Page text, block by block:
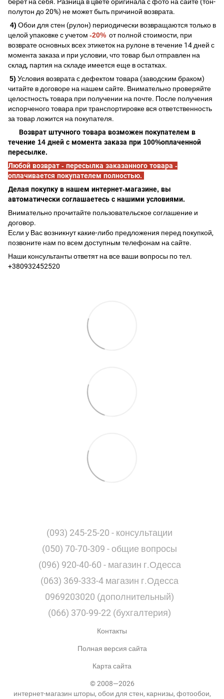
полутон до 20%) не может быть причиной возврата.
4) Обои для стен (рулон) периодически возвращаются только в
целой упаковке с учетом -20% от полной стоимости, при
возврате основных всех этикеток на рулоне в течение 14 дней с
момента заказа и при условии, что товар был отправлен на
склад, партия на складе имеется еще в остатках.
5) Условия возврата с дефектом товара (заводским браком)
читайте в договоре на нашем сайте. Внимательно проверяйте
целостность товара при получении на почте. После получения
испорченого товара при транспортировке вся ответственность
за товар ложится на покупателя.
Возврат штучного товара возможен покупателем в
течение 14 дней с момента заказа при 100%оплаченной
пересылке.
Любой возврат - пересылка заказанного товара -
оплачивается покупателем полностью.
Делая покупку в нашем интернет-магазине, вы
автоматически соглашаетесь с нашими условиями.
Внимательно прочитайте пользовательское соглашение и
договор.
Если у Вас возникнут какие-либо предложения перед покупкой,
позвоните нам по всем доступным телефонам на сайте.
Наши консультанты ответят на все ваши вопросы по тел.
+380932452520
(093) 245-25-20 - консультации
(050) 70-70-309 - общие вопросы
(096) 920-40-60 - магазин г.Одесса
(063) 369-333-4 магазин г.Одесса
0969203020 (дополнительный)
(066) 370-99-22 (бухгалтерия)
Контакты
Полная версия сайта
Карта сайта
© 2008—2026
интернет-магазин шторы, обои для стен, карнизы, фотообои,